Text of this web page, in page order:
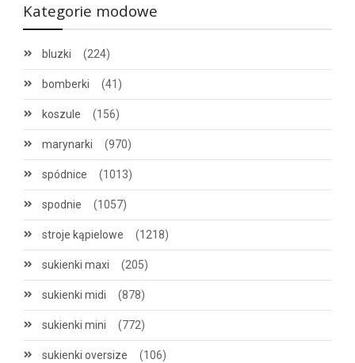
Kategorie modowe
bluzki (224)
bomberki (41)
koszule (156)
marynarki (970)
spódnice (1013)
spodnie (1057)
stroje kąpielowe (1218)
sukienki maxi (205)
sukienki midi (878)
sukienki mini (772)
sukienki oversize (106)